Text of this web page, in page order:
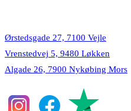
Ørstedsgade 27, 7100 Vejle
Vrenstedvej 5, 9480 Løkken
Algade 26, 7900 Nykøbing Mors